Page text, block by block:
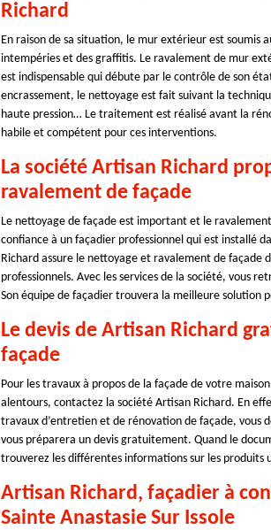
Richard
En raison de sa situation, le mur extérieur est soumis
intempéries et des graffitis. Le ravalement de mur
est indispensable qui débute par le contrôle de son
encrassement, le nettoyage est fait suivant la
haute pression… Le traitement est réalisé avant la
habile et compétent pour ces interventions.
La société Artisan Richard
ravalement de façade
Le nettoyage de façade est important et le
confiance à un façadier professionnel qui est installé
Richard assure le nettoyage et ravalement de façade
professionnels. Avec les services de la société, vous
Son équipe de façadier trouvera la meilleure solution
Le devis de Artisan Richard
façade
Pour les travaux à propos de la façade de votre
alentours, contactez la société Artisan Richard. En
travaux d’entretien et de rénovation de façade, vous
vous préparera un devis gratuitement. Quand le
trouverez les différentes informations sur les
Artisan Richard, façadier à
Sainte Anastasie Sur Issole